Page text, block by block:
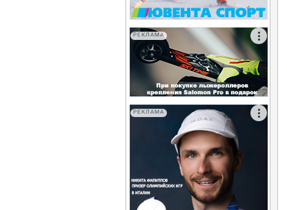
РЕКЛАМА
РЕКЛАМА